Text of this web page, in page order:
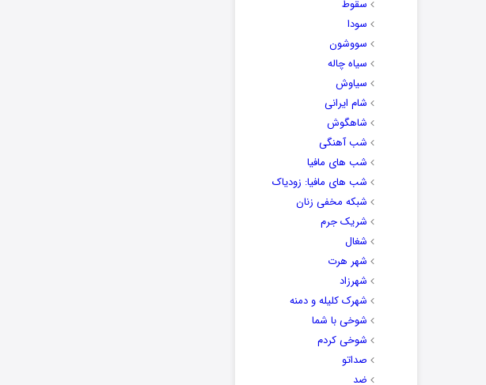
سقوط
سودا
سووشون
سیاه چاله
سیاوش
شام ایرانی
شاهگوش
شب آهنگی
شب های مافیا
شب های مافیا: زودیاک
شبکه مخفی زنان
شریک جرم
شغال
شهر هرت
شهرزاد
شهرک کلیله و دمنه
شوخی با شما
شوخی کردم
صداتو
ضد